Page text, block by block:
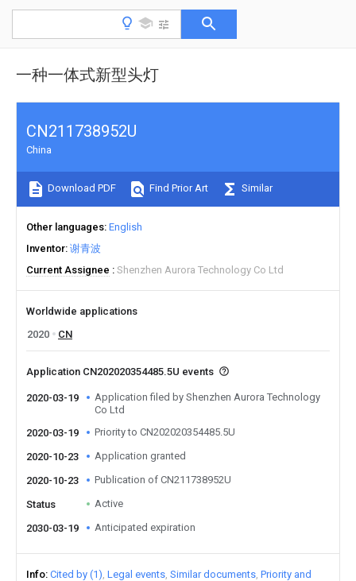
一种一体式新型头灯
CN211738952U
China
Download PDF Find Prior Art Similar
Other languages English
Inventor 谢青波
Current Assignee
Shenzhen Aurora Technology Co Ltd
Worldwide applications
2020
CN
Application CN202020354485.5U events
2020-03-19
Application filed by Shenzhen Aurora Technology
Co Ltd
2020-03-19
Priority to CN202020354485.5U
2020-10-23 Application granted
2020-10-23 Publication of CN211738952U
Status Active
2030-03-19 Anticipated expiration
Info Cited by (1) Legal events Similar documents Priority and